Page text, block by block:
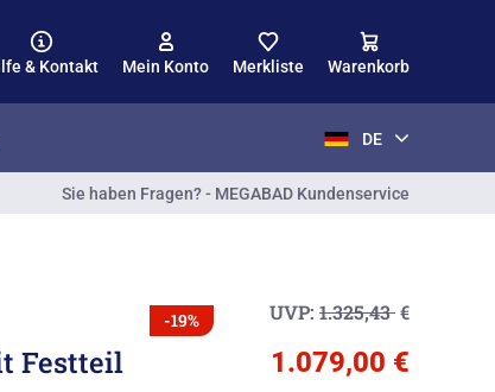
& Kontakt Mein Konto Merkliste Warenkorb
DE
Sie haben Fragen? - MEGABAD Kundenservice
Festteil
-19% UVP: 1.325,43€
1.079,00 €